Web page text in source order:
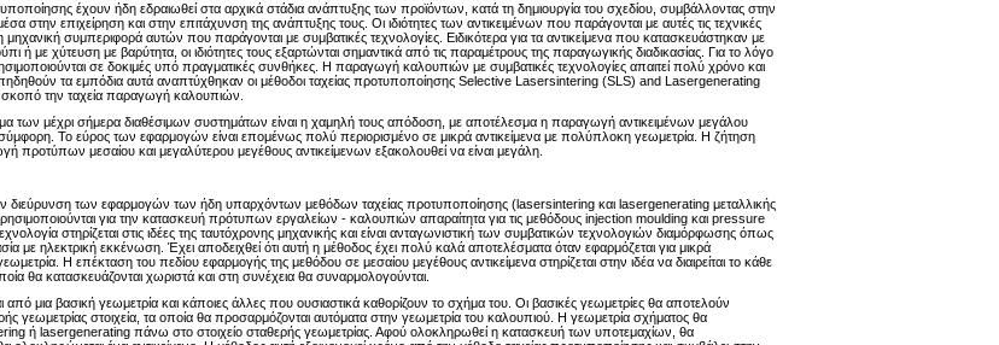
έχουν ήδη εδραιωθεί στα αρχικά στάδια ανάπτυξης των προϊόντων, κατά τη δημιουργία του σχεδίου, συμβάλλοντας στην
στην επιχείρηση και στην επιτάχυνση της ανάπτυξης τους. Οι ιδιότητες των αντικειμένων που παράγονται με αυτές τις τεχνικές
συμπεριφορά αυτών που παράγονται με συμβατικές τεχνολογίες. Ειδικότερα για τα αντικείμενα που κατασκευάστηκαν με
ή με χύτευση με βαρύτητα, οι ιδιότητες τους εξαρτώνται σημαντικά από τις παραμέτρους της παραγωγικής διαδικασίας. Για το λόγο
σε δοκιμές υπό πραγματικές συνθήκες. Η παραγωγή καλουπιών με συμβατικές τεχνολογίες απαιτεί πολύ χρόνο και
τα εμπόδια αυτά αναπτύχθηκαν οι μέθοδοι ταχείας προτυποποίησης Selective Lasersintering (SLS) and Lasergenerating
την ταχεία παραγωγή καλουπιών.
των μέχρι σήμερα διαθέσιμων συστημάτων είναι η χαμηλή τους απόδοση, με αποτέλεσμα η παραγωγή αντικειμένων μεγάλου
Το εύρος των εφαρμογών είναι επομένως πολύ περιορισμένο σε μικρά αντικείμενα με πολύπλοκη γεωμετρία. Η ζήτηση
προτύπων μεσαίου και μεγαλύτερου μεγέθους αντικείμενων εξακολουθεί να είναι μεγάλη.
διεύρυνση των εφαρμογών των ήδη υπαρχόντων μεθόδων ταχείας προτυποποίησης (lasersintering και lasergenerating μεταλλικής
για την κατασκευή πρότυπων εργαλείων - καλουπιών απαραίτητα για τις μεθόδους injection moulding και pressure
στηρίζεται στις ιδέες της ταυτόχρονης μηχανικής και είναι ανταγωνιστική των συμβατικών τεχνολογιών διαμόρφωσης όπως
με ηλεκτρική εκκένωση. Έχει αποδειχθεί ότι αυτή η μέθοδος έχει πολύ καλά αποτελέσματα όταν εφαρμόζεται για μικρά
Η επέκταση του πεδίου εφαρμογής της μεθόδου σε μεσαίου μεγέθους αντικείμενα στηρίζεται στην ιδέα να διαιρείται το κάθε
θα κατασκευάζονται χωριστά και στη συνέχεια θα συναρμολογούνται.
από μια βασική γεωμετρία και κάποιες άλλες που ουσιαστικά καθορίζουν το σχήμα του. Οι βασικές γεωμετρίες θα αποτελούν
γεωμετρίας στοιχεία, τα οποία θα προσαρμόζονται αυτόματα στην γεωμετρία του καλουπιού. Η γεωμετρία σχήματος θα
ή lasergenerating πάνω στο στοιχείο σταθερής γεωμετρίας. Αφού ολοκληρωθεί η κατασκευή των υποτεμαχίων, θα